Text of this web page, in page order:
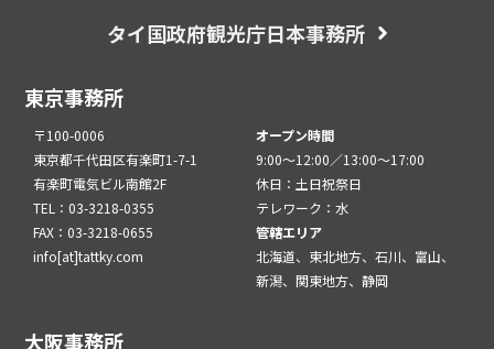
タイ国政府観光庁日本事務所
東京事務所
〒100-0006
東京都千代田区有楽町1-7-1
有楽町電気ビル南館2F
TEL：03-3218-0355
FAX：03-3218-0655
info[at]tattky.com
オープン時間
9:00～12:00／13:00～17:00
休日：土日祝祭日
テレワーク：水
管轄エリア
北海道、東北地方、石川、富山、
新潟、関東地方、静岡
大阪事務所